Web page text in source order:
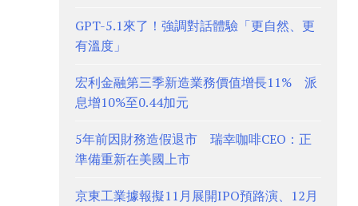
GPT-5.1來了！強調對話體驗「更自然、更
有溫度」
宏利金融第三季新造業務價值增長11% 派
息增10%至0.44加元
5年前因財務造假退市 瑞幸咖啡CEO：正
準備重新在美國上市
京東工業據報擬11月展開IPO預路演、12月